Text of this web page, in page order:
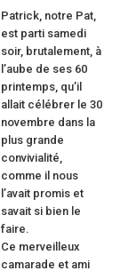
Patrick, notre Pat,
est parti samedi
soir, brutalement, à
l’aube de ses 60
printemps, qu’il
allait célébrer le 30
novembre dans la
plus grande
convivialité,
comme il nous
l’avait promis et
savait si bien le
faire.
Ce merveilleux
camarade et ami